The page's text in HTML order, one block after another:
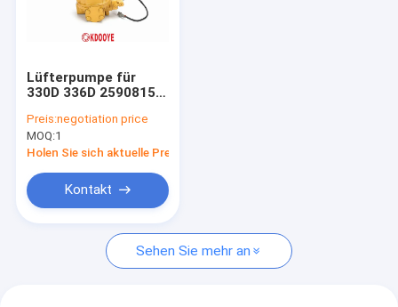
Hydraulische Getriebepumpe
Radiator Hydraulikölkühler
Hydraulikpumpenregler
Bagger-Relief-Ventil
Schwingen-Motorenmontage
Lüfterpumpe für
330D 336D 2590815
neu
Preis:negotiation price
MOQ:1
Holen Sie sich aktuelle Preis
Kontakt
Sehen Sie mehr an